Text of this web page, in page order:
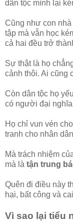
dân tộc mình lại
Cũng như con
tập mà vẫn học
cả hai đều trở
Sự thật là họ
cảnh thôi. Ai cũng
Còn dân tộc họ
có người đại
Họ chỉ vun vén
tranh cho nhân
Mà trách nhiệm
mà là tận trung
Quên đi điều này
hại, bất công và
Vì sao lại tiểu